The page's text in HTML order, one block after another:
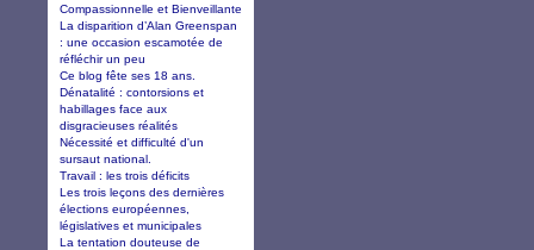
Compassionnelle et Bienveillante
La disparition d’Alan Greenspan
: une occasion escamotée de
réfléchir un peu
Ce blog fête ses 18 ans.
Dénatalité : contorsions et
habillages face aux
disgracieuses réalités
Nécessité et difficulté d'un
sursaut national.
Travail : les trois déficits
Les trois leçons des dernières
élections européennes,
législatives et municipales
La tentation douteuse de